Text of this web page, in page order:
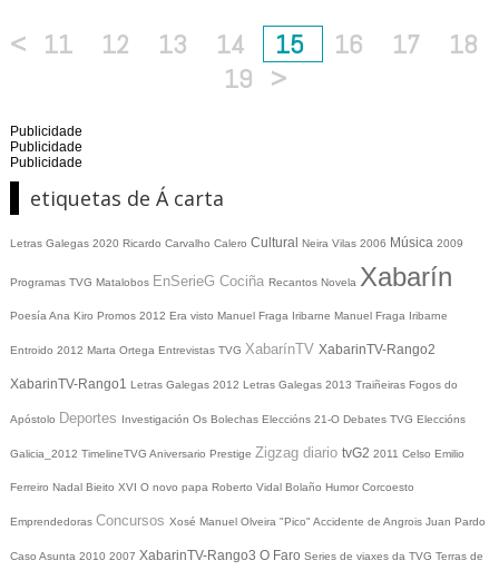
< 11 12 13 14 15 16 17
18
19 >
Publicidade
Publicidade
Publicidade
etiquetas de Á carta
Letras Galegas 2020 Ricardo Carvalho Calero Cultural Neira Vilas 2006 Música 2009
Programas TVG Matalobos EnSerieG Cociña Recantos Novela Xabarín
Poesía Ana Kiro Promos 2012 Era visto Manuel Fraga Iribarne Manuel Fraga Iribarne
Entroido 2012 Marta Ortega Entrevistas TVG XabarínTV XabarinTV-Rango2
XabarinTV-Rango1 Letras Galegas 2012 Letras Galegas 2013 Traiñeiras Fogos do
Apóstolo Deportes Investigación Os Bolechas Eleccións 21-O Debates TVG Eleccións
Galicia_2012 TimelineTVG Aniversario Prestige Zigzag diario tvG2 2011 Celso Emilio
Ferreiro Nadal Bieito XVI O novo papa Roberto Vidal Bolaño Humor Corcoesto
Emprendedoras Concursos Xosé Manuel Olveira "Pico" Accidente de Angrois Juan Pardo
Caso Asunta 2010 2007 XabarinTV-Rango3 O Faro Series de viaxes da TVG Terras de